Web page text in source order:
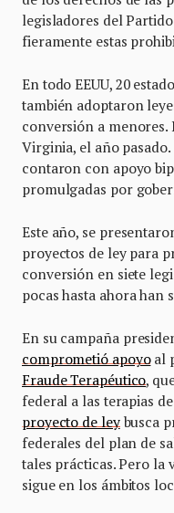
legisladores del
fieramente estas
En todo EEUU, 20
también adoptaron
conversión a
Virginia, el año
contaron con apoyo
promulgadas por
Este año, se
proyectos de ley para
conversión en siete
pocas hasta ahora han
En su campaña
comprometió apoyoal
Fraude Terapéutico,
federal a las terapias
proyecto de leybusca
federales del plan de
tales prácticas. Pero la
sigue en los ámbitos